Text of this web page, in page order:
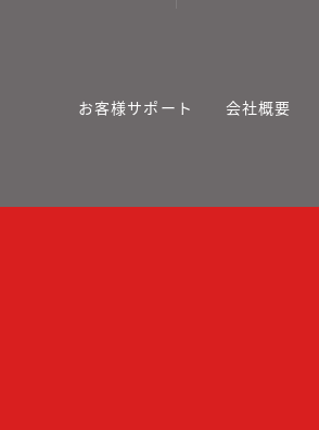
お客様サポート 会社概要